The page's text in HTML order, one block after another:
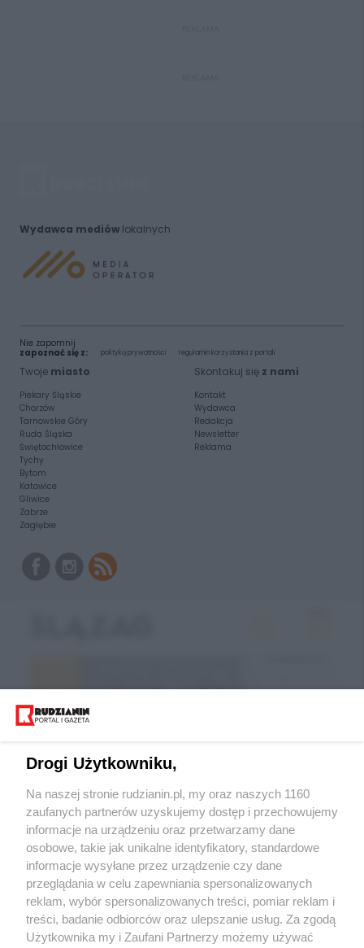
Wydawca mediówlokalnych
Nie zapomnij
zapoznać się z:
polityką prywatności regulamin korzystania z portali
Twoje miasto
Piekary Śląskie
Chorzów
Tarnowskie Góry
Ruda Śląska
Świętochłowice
Tychy
Bytom
Katowice
Gliwice
Zabrze
Zagłębie
Skontakuj się z nami
Kontakt
Wydawca
Redakcja
Newsletter
Reklama
Wróć do strony głównej
ślązag.pl
0%
Drogi Użytkowniku,
Na naszej stronie rudzianin.pl, my oraz naszych 1160
zaufanych partnerów uzyskujemy dostęp i przechowujemy
informacje na urządzeniu oraz przetwarzamy dane
osobowe, takie jak unikalne identyfikatory, standardowe
informacje wysyłane przez urządzenie czy dane
przeglądania w celu zapewniania spersonalizowanych
reklam, wybór spersonalizowanych treści, pomiar reklam i
treści, badanie odbiorców oraz ulepszanie usług. Za zgodą
Użytkownika my i Zaufani Partnerzy możemy używać